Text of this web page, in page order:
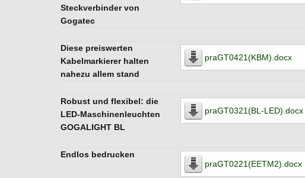
Steckverbinder von
Gogatec
Diese preiswerten
Kabelmarkierer halten
nahezu allem stand
praGT0421(KBM).docx
Robust und flexibel: die
LED-Maschinenleuchten
GOGALIGHT BL
praGT0321(BL-LED).docx
Endlos bedrucken
praGT0221(EETM2).docx